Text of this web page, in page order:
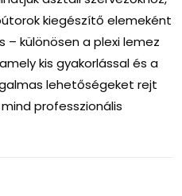
kiegészítő elemeként
– különösen a plexi lemez
kis gyakorlással és a
lehetőségeket rejt
professzionális